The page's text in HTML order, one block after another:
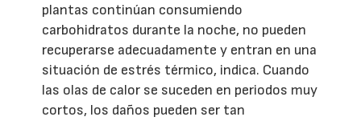
plantas continúan consumiendo
carbohidratos durante la noche, no pueden
recuperarse adecuadamente y entran en una
situación de estrés térmico, indica. Cuando
las olas de calor se suceden en periodos muy
cortos, los daños pueden ser tan